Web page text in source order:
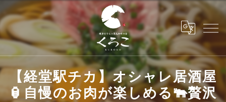
【経堂駅チカ】オシャレ居酒屋
🏮自慢のお肉が楽しめる🐃贅沢